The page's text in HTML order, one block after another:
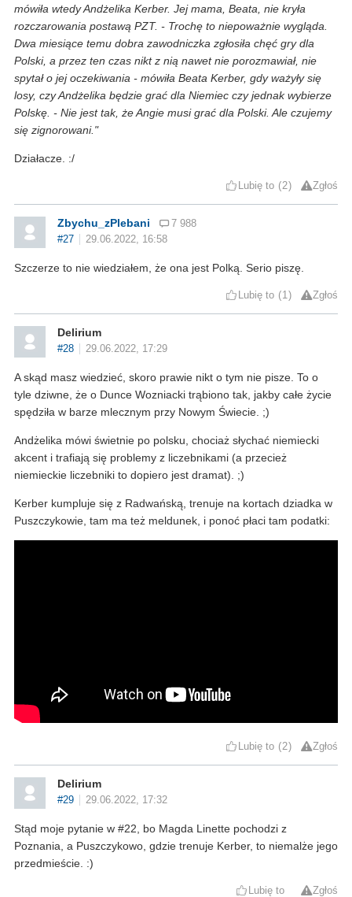
mówiła wtedy Andżelika Kerber. Jej mama, Beata, nie kryła
rozczarowania postawą PZT. - Trochę to niepoważnie wygląda.
Dwa miesiące temu dobra zawodniczka zgłosiła chęć gry dla
Polski, a przez ten czas nikt z nią nawet nie porozmawiał, nie
spytał o jej oczekiwania - mówiła Beata Kerber, gdy ważyły się
losy, czy Andżelika będzie grać dla Niemiec czy jednak wybierze
Polskę. - Nie jest tak, że Angie musi grać dla Polski. Ale czujemy
się zignorowani."
Działacze. :/
Lubię to 2 Zgłoś
Zbychu_zPlebani
7 988
#27
29.06.2022, 16:58
Szczerze to nie wiedziałem, że ona jest Polką. Serio piszę.
Lubię to 1 Zgłoś
Delirium
#28 29.06.2022, 17:29
A skąd masz wiedzieć, skoro prawie nikt o tym nie pisze. To o
tyle dziwne, że o Dunce Wozniacki trąbiono tak, jakby całe życie
spędziła w barze mlecznym przy Nowym Świecie. ;)
Andżelika mówi świetnie po polsku, chociaż słychać niemiecki
akcent i trafiają się problemy z liczebnikami (a przecież
niemieckie liczebniki to dopiero jest dramat). ;)
Kerber kumpluje się z Radwańską, trenuje na kortach dziadka w
Puszczykowie, tam ma też meldunek, i ponoć płaci tam podatki:
Lubię to 2 Zgłoś
Delirium
#29 29.06.2022, 17:32
Stąd moje pytanie w #22, bo Magda Linette pochodzi z
Poznania, a Puszczykowo, gdzie trenuje Kerber, to niemalże jego
przedmieście. :)
Lubię to Zgłoś